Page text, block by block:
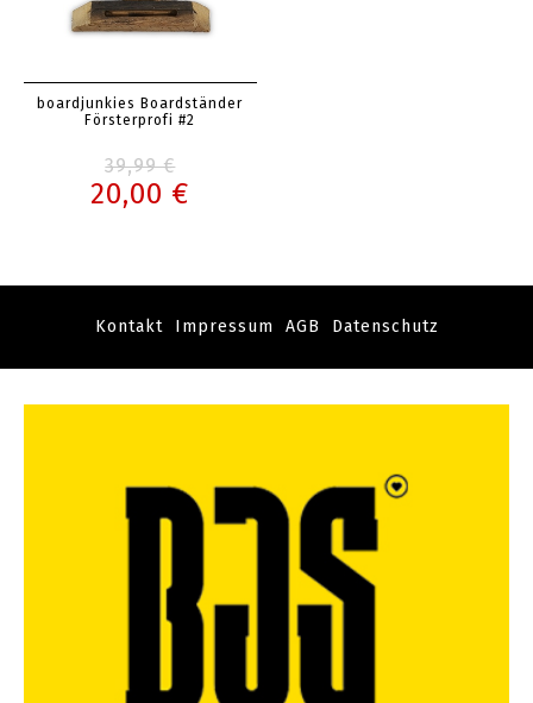
boardjunkies Boardständer
Försterprofi #2
39,99 €
20,00 €
Kontakt Impressum AGB Datenschutz